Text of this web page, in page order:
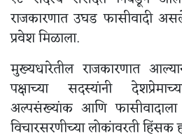
राजकारणात उघड फासीवादी
प्रवेश मिळाला.
मुख्यधारेतील राजकारणात
पक्षाच्या सदस्यांनी
अल्पसंख्यांक आणि फासीवादाला
विचारसरणीच्या लोकांवरती